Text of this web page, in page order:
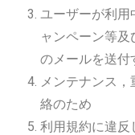
ユーザーが利用
ャンペーン等
のメールを送付
メンテナンス
絡のため
利用規約に違反